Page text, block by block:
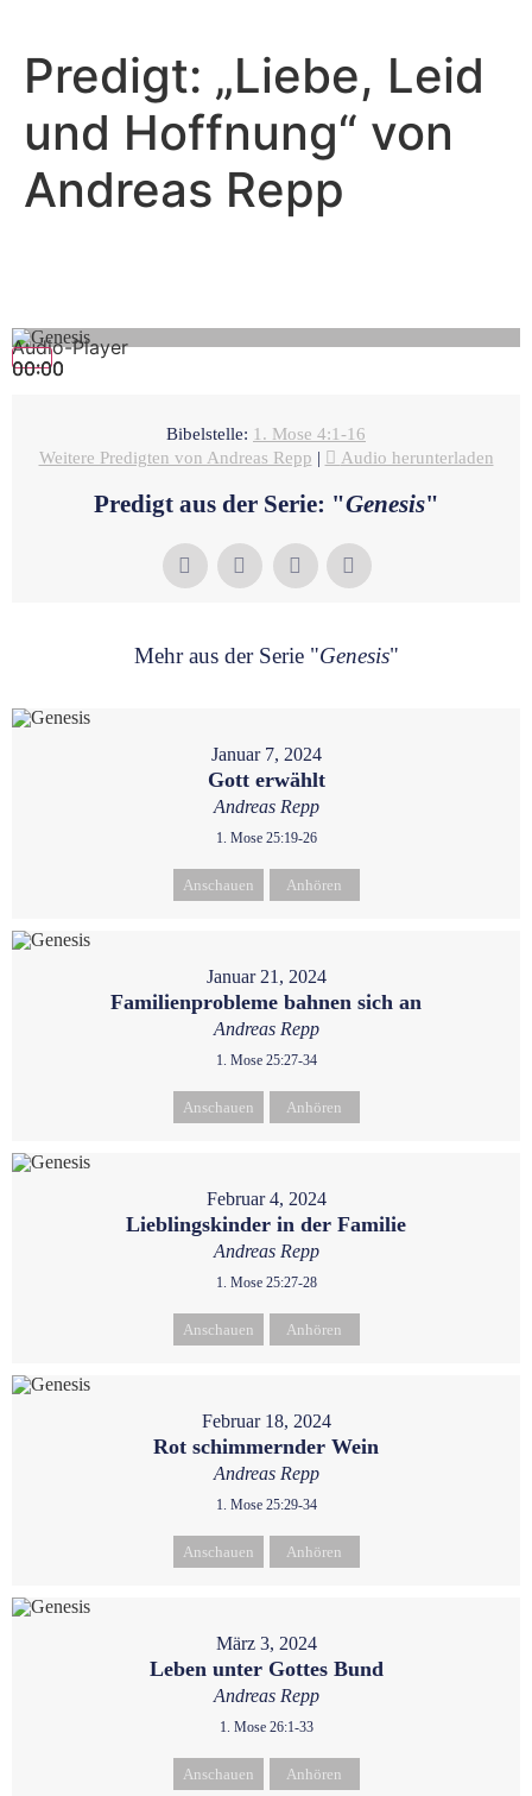
Predigt: „Liebe, Leid
und Hoffnung“ von
Andreas Repp
Audio-Player
00:00
00:00
00:00
Bibelstelle: 1. Mose 4:1-16
Weitere Predigten von Andreas Repp | Audio herunterladen
Predigt aus der Serie: "Genesis"
Mehr aus der Serie "Genesis"
Januar 7, 2024
Gott erwählt
Andreas Repp
1. Mose 25:19-26
Anschauen Anhören
Januar 21, 2024
Familienprobleme bahnen sich an
Andreas Repp
1. Mose 25:27-34
Anschauen Anhören
Februar 4, 2024
Lieblingskinder in der Familie
Andreas Repp
1. Mose 25:27-28
Anschauen Anhören
Februar 18, 2024
Rot schimmernder Wein
Andreas Repp
1. Mose 25:29-34
Anschauen Anhören
März 3, 2024
Leben unter Gottes Bund
Andreas Repp
1. Mose 26:1-33
Anschauen Anhören